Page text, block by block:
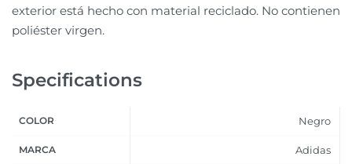
exterior está hecho con material reciclado. No contienen
poliéster virgen.
Specifications
COLOR Negro
MARCA Adidas